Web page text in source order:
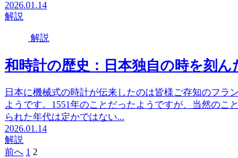
2026.01.14
解説
解説
和時計の歴史：日本独自の時を刻ん
日本に機械式の時計が伝来したのは皆様ご存知のフラ
ようです。1551年のことだったようですが、当然の
られた年代は定かではない...
2026.01.14
解説
前へ 1 2